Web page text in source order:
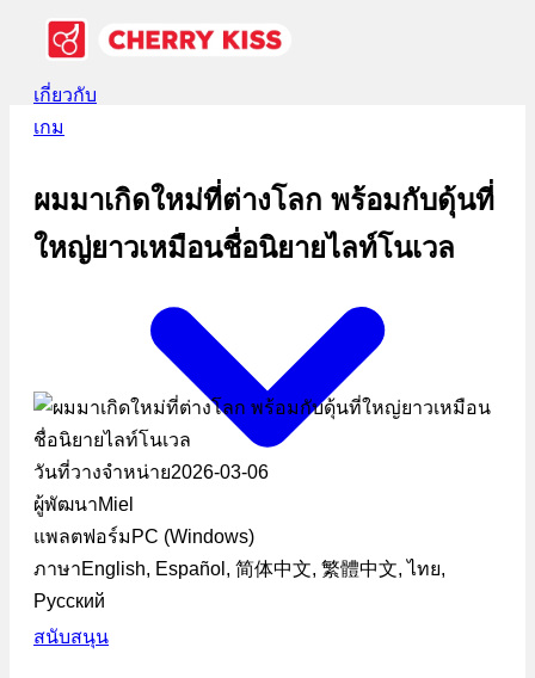
เกี่ยวกับ
เกม
สนับสนุน
ผมมาเกิดใหม่ที่ต่างโลก พร้อมกับดุ้นที่
ใหญ่ยาวเหมือนชื่อนิยายไลท์โนเวล
วันที่วางจำหน่าย2026-03-06
ผู้พัฒนาMiel
แพลตฟอร์ม PC (Windows)
ภาษาEnglish, Español, 简体中文, 繁體中文, ไทย,
Русский